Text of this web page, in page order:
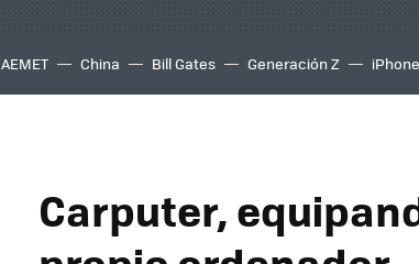
AEMET China Bill Gates Generación Z
Carputer,